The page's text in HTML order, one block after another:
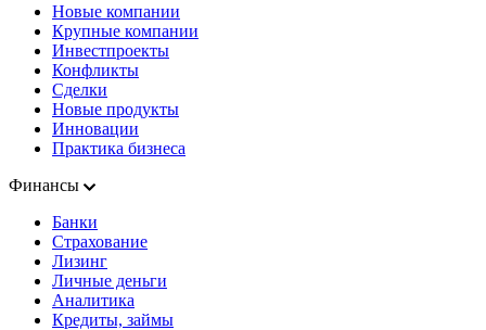
Новые компании
Крупные компании
Инвестпроекты
Конфликты
Сделки
Новые продукты
Инновации
Практика бизнеса
Финансы
Банки
Страхование
Лизинг
Личные деньги
Аналитика
Кредиты, займы